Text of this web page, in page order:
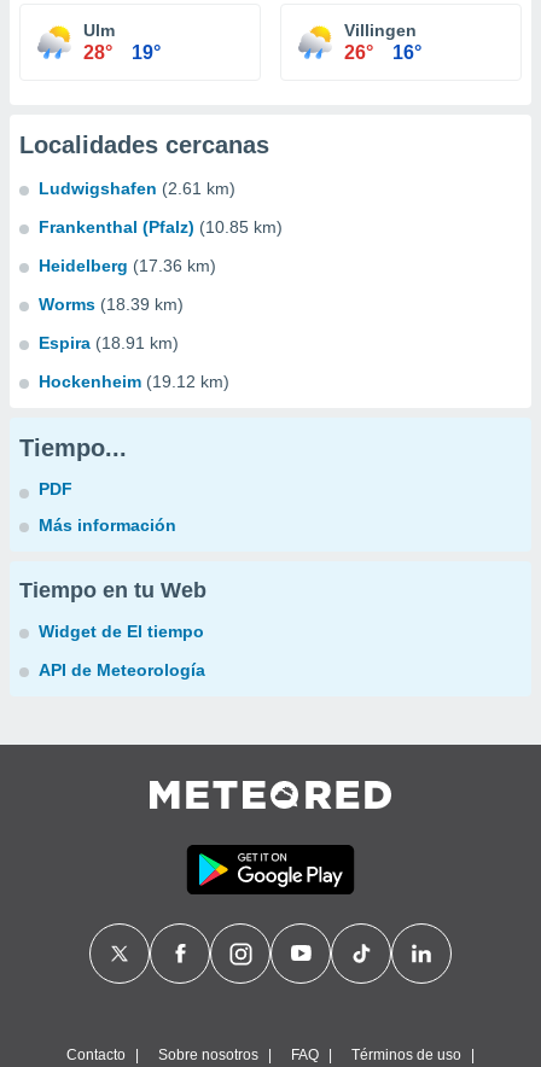
Ulm
28° 19°
Villingen
26° 16°
Localidades cercanas
Ludwigshafen (2.61 km)
Frankenthal (Pfalz) (10.85 km)
Heidelberg (17.36 km)
Worms (18.39 km)
Espira (18.91 km)
Hockenheim (19.12 km)
Tiempo...
PDF
Más información
Tiempo en tu Web
Widget de El tiempo
API de Meteorología
Contacto Sobre nosotros FAQ Términos de uso